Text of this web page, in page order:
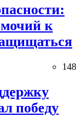
к
148
победу